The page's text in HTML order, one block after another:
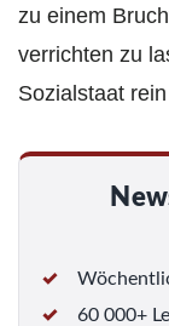
zu einem
verrichten zu
Sozialstaat
60 000+